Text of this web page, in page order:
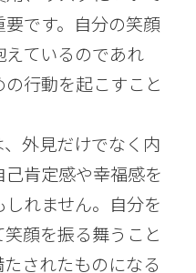
です。自分の笑顔
ているのであれ
行動を起こすこと
外見だけでなく内
肯定感や幸福感を
れません。自分を
顔を振る舞うこと
されたものになる